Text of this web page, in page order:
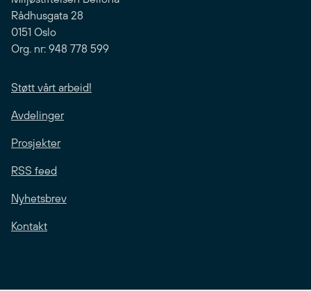
Rådhusgata 28
0151 Oslo
Org. nr: 948 778 599
Støtt vårt arbeid!
Avdelinger
Prosjekter
RSS feed
Nyhetsbrev
Kontakt